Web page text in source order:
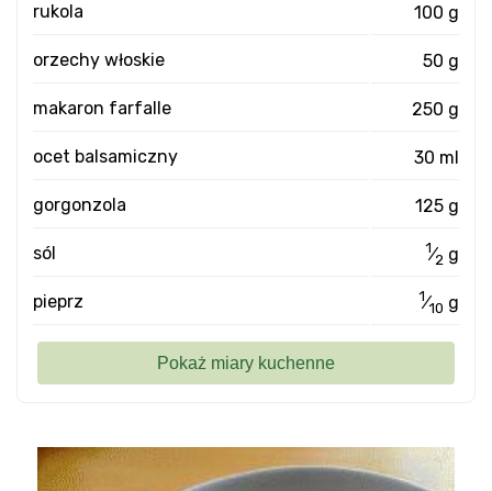
rukola 100 g
orzechy włoskie 50 g
makaron farfalle 250 g
ocet balsamiczny 30 ml
gorgonzola 125 g
sól 1⁄2 g
pieprz 1⁄10 g